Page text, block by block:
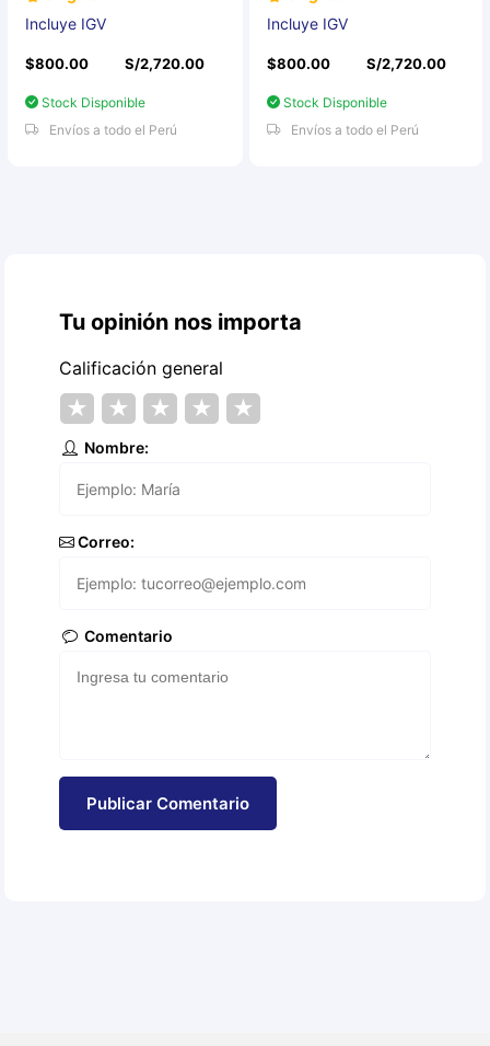
Incluye IGV
$800.00 S/2,720.00
Stock Disponible
Envíos a todo el Perú
Incluye IGV
$800.00 S/2,720.00
Stock Disponible
Envíos a todo el Perú
Tu opinión nos importa
Calificación general
★ ★ ★ ★ ★
Nombre:
Correo:
Comentario
Publicar Comentario